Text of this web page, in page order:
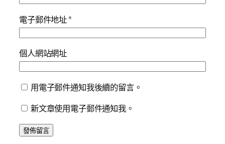
電子郵件地址*
個人網站網址
用電子郵件通知我後續的留言。
新文章使用電子郵件通知我。